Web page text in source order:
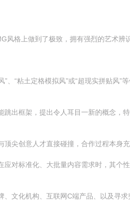
风格上做到了极致，拥有强烈的艺术辨
、“粘土定格模拟风”或“超现实拼贴风”
出框架，提出令人耳目一新的概念，
尖创意人才直接碰撞，合作过程本身充
对标准化、大批量内容需求时，其个
文化机构、互联网C端产品、以及寻求